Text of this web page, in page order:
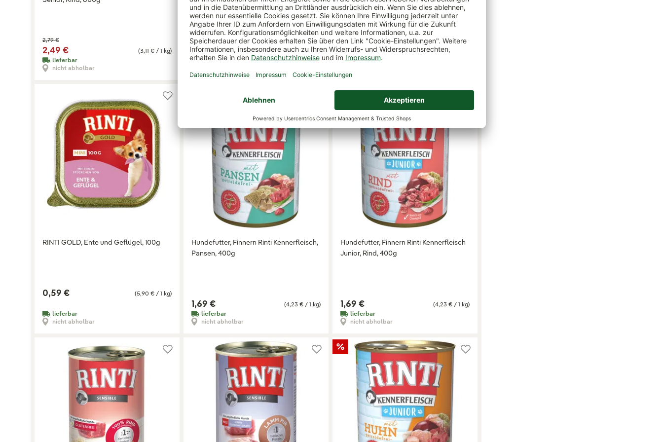
(3,11 € / 1 kg)
2,79 €
2,49 €
lieferbar
nicht abholbar
(3,11 € / 1 kg)
2,79 €
2,49 €
lieferbar
(3,11 € / 1 kg)
2,79 €
2,49 €
lieferbar
RINTI GOLD, Ente und Geflügel, 100g
(5,90 € / 1 kg)
0,59 €
lieferbar
nicht abholbar
Hundefutter, Finnern Rinti Kennerfleisch,
Pansen, 400g
(4,23 € / 1 kg)
1,69 €
lieferbar
nicht abholbar
Hundefutter, Finnern Rinti Kennerfleisch
Junior, Rind, 400g
(4,23 € / 1 kg)
1,69 €
lieferbar
nicht abholbar